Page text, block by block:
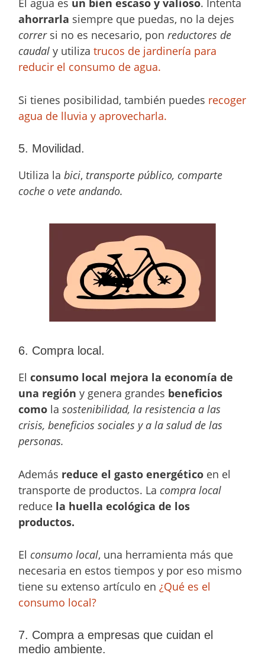
El agua es un bien escaso y valioso. Intenta
ahorrarla siempre que puedas, no la dejes
corrersi no es necesario, pon reductores de
caudal y utiliza trucos de jardinería para
reducir el consumo de agua.
Si tienes posibilidad, también puedes recoger
agua de lluvia y aprovecharla.
5. Movilidad.
Utiliza la bici, transporte público, comparte
coche o vete andando.
6. Compra local.
Elconsumo local mejora la economía de
una región y genera grandes beneficios
como lasostenibilidad, la resistencia a las
crisis, beneficios sociales y a la salud de las
personas.
Además reduce el gasto energético en el
transporte de productos. La compra local
reduce la huella ecológica de los
productos.
El consumo local, una herramienta más que
necesaria en estos tiempos y por eso mismo
tiene su extenso artículo en¿Qué es el
consumo local?
7. Compra a empresas que cuidan el
medio ambiente.